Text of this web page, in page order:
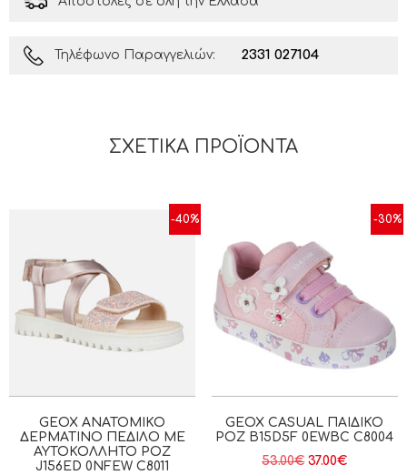
Τηλέφωνο Παραγγελιών: 2331 027104
ΣΧΕΤΙΚΆ ΠΡΟΪΌΝΤΑ
-40%
GEOX ΑΝΑΤΟΜΙΚΌ
ΔΕΡΜΆΤΙΝΟ ΠΈΔΙΛΟ ΜΕ
ΑΥΤΟΚΌΛΛΗΤΟ ΡΟΖ
J156ED 0NFEW C8011
-30%
GEOX CASUAL ΠΑΙΔΙΚΟ
ΡΟΖ B15D5F 0EWBC C8004
53.00€ 37.00€